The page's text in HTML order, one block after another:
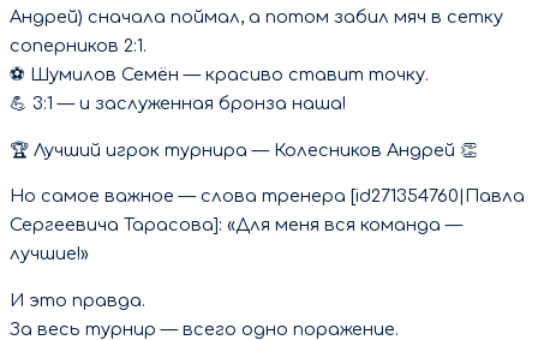
Андрей) сначала поймал, а потом забил мяч в сетку
соперников 2:1.
⚽ Шумилов Семён — красиво ставит точку.
💪 3:1 — и заслуженная бронза наша!
🏆 Лучший игрок турнира — Колесников Андрей 👏
Но самое важное — слова тренера [id271354760|Павла
Сергеевича Тарасова]: «Для меня вся команда —
лучшие!»
И это правда.
За весь турнир — всего одно поражение.